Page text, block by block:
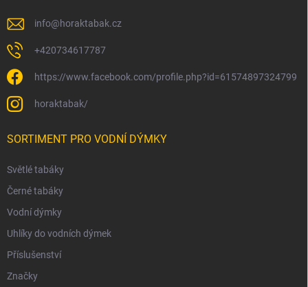
info@horaktabak.cz
+420734617787
https://www.facebook.com/profile.php?id=61574897324799
horaktabak/
SORTIMENT PRO VODNÍ DÝMKY
Světlé tabáky
Černé tabáky
Vodní dýmky
Uhlíky do vodních dýmek
Příslušenství
Značky